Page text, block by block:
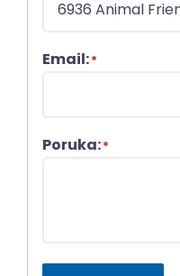
Email:*
Poruka:*